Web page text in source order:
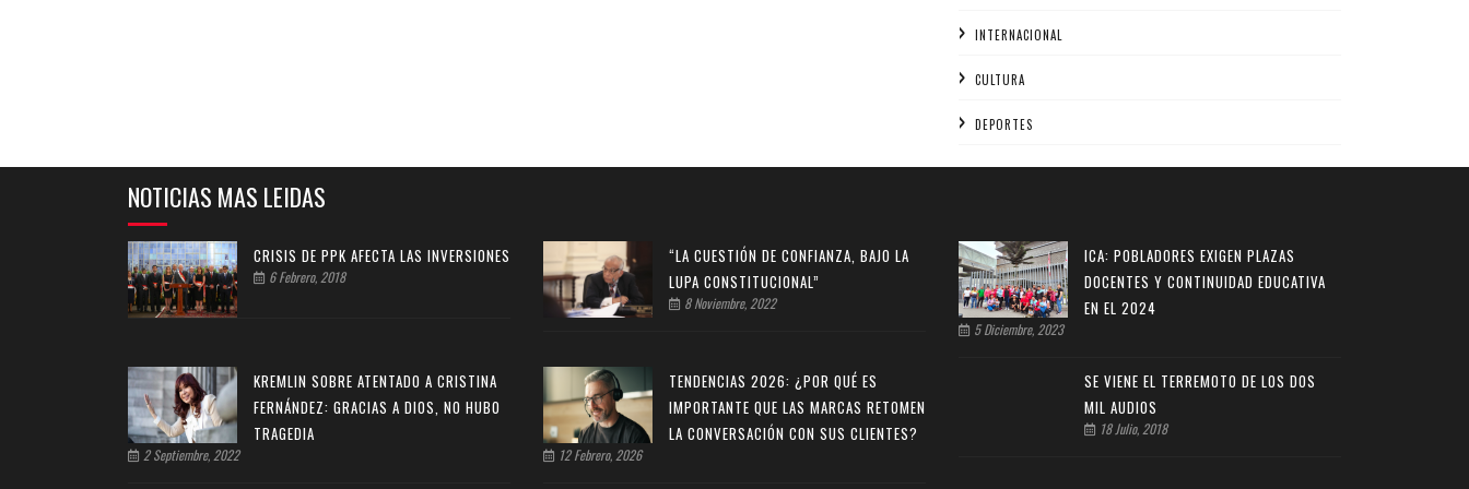
INTERNACIONAL
CULTURA
DEPORTES
NOTICIAS MAS LEIDAS
CRISIS DE PPK AFECTA LAS INVERSIONES
6 Febrero, 2018
“LA CUESTIÓN DE CONFIANZA, BAJO LA
LUPA CONSTITUCIONAL”
8 Noviembre, 2022
ICA: POBLADORES EXIGEN PLAZAS
DOCENTES Y CONTINUIDAD EDUCATIVA
EN EL 2024
5 Diciembre, 2023
KREMLIN SOBRE ATENTADO A CRISTINA
FERNÁNDEZ: GRACIAS A DIOS, NO HUBO
TRAGEDIA
2 Septiembre, 2022
TENDENCIAS 2026: ¿POR QUÉ ES
IMPORTANTE QUE LAS MARCAS RETOMEN
LA CONVERSACIÓN CON SUS CLIENTES?
12 Febrero, 2026
SE VIENE EL TERREMOTO DE LOS DOS
MIL AUDIOS
18 Julio, 2018